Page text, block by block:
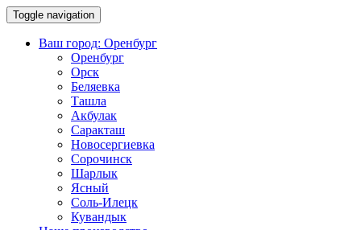
Toggle navigation
Ваш город: Оренбург
Оренбург
Орск
Беляевка
Ташла
Акбулак
Саракташ
Новосергиевка
Сорочинск
Шарлык
Ясный
Соль-Илецк
Кувандык